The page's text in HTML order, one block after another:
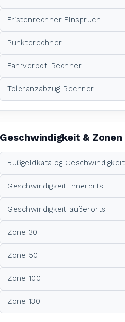
Fristenrechner Einspruch
Punkterechner
Fahrverbot-Rechner
Toleranzabzug-Rechner
Geschwindigkeit & Zonen
Bußgeldkatalog Geschwindigkeit
Geschwindigkeit innerorts
Geschwindigkeit außerorts
Zone 30
Zone 50
Zone 100
Zone 130